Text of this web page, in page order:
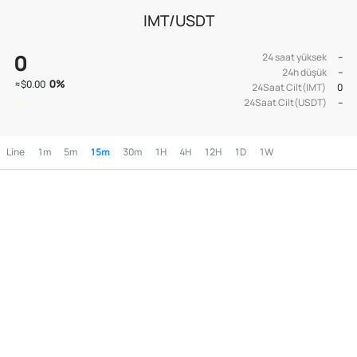
IMT/USDT
0
≈$0.00 0%
24 saat yüksek
--
24h düşük
--
24Saat Cilt(IMT)
0
24Saat Cilt(USDT)
--
Line 1m 5m 15m 30m 1H 4H 12H 1D 1W